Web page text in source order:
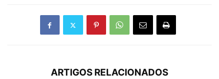
ARTIGOS RELACIONADOS